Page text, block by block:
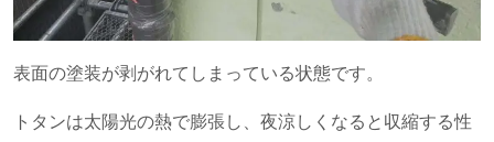
表面の塗装が剥がれてしまっている状態です。
トタンは太陽光の熱で膨張し、夜涼しくなると収縮する性